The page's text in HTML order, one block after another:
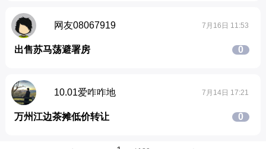
网友08067919 7月16日 11:53
出售苏马荡避署房 0
10.01爱咋咋地 7月14日 17:21
万州江边茶摊低价转让 0